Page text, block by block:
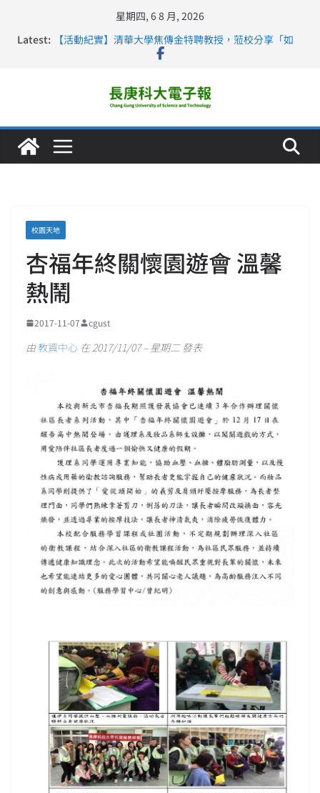
星期四, 6 8 月, 2026
Latest:
【活動紀實】清華大學焦傳金特聘教授，蒞校分享「如
長庚科大連四年穩居《遠見》醫學大學第5名 辦學實力再
深化永續醫療 長庚科大攜菲、印頂尖大學跨國合作
長庚科大護理系勇奪2026羅馬尼亞歐洲盃國際發明展雙
金牌暨雙特別獎 AI智慧照護與護理教育創新獲國際肯定
校園天地
杏福年終關懷園遊會 溫馨
熱鬧
2017-11-07 cgust
由教資中心 在 2017/11/07 – 星期二 發表